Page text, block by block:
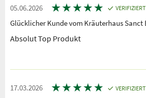
05.06.2026 ★★★★★ VERIFIZIERT
Glücklicher Kunde vom Kräuterhaus Sanct
Absolut Top Produkt
17.03.2026 ★★★★★ VERIFIZIERT